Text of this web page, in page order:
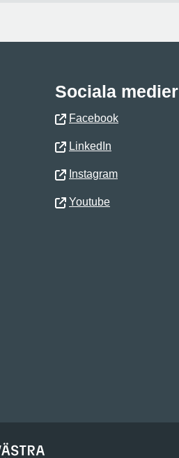
Sociala medier
Facebook
LinkedIn
Instagram
Youtube